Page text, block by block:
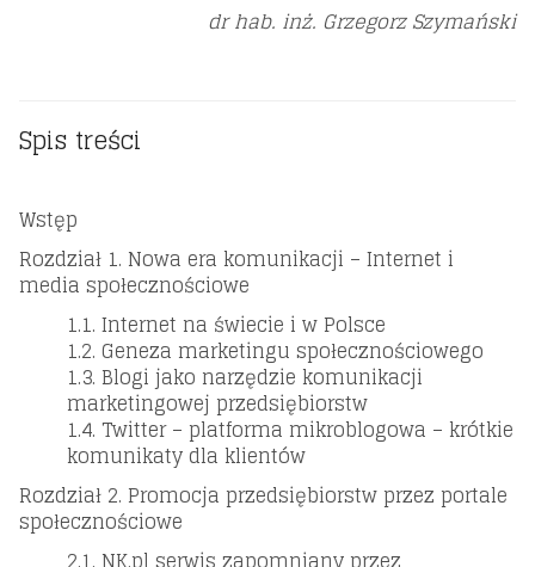
dr hab. inż. Grzegorz Szymański
Spis treści
Wstęp
Rozdział 1. Nowa era komunikacji – Internet i
media społecznościowe
1.1. Internet na świecie i w Polsce
1.2. Geneza marketingu społecznościowego
1.3. Blogi jako narzędzie komunikacji
marketingowej przedsiębiorstw
1.4. Twitter – platforma mikroblogowa – krótkie
komunikaty dla klientów
Rozdział 2. Promocja przedsiębiorstw przez portale
społecznościowe